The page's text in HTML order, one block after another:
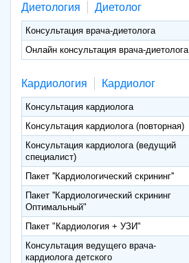
Диетология Диетолог
Консультация врача-диетолога
Онлайн консультация врача-диетолога
Кардиология Кардиолог
Консультация кардиолога
Консультация кардиолога (повторная)
Консультация кардиолога (ведущий
специалист)
Пакет ''Кардиологический скрининг''
Пакет ''Кардиологический скрининг
Оптимальный"
Пакет "Кардиология + УЗИ"
Консультация ведущего врача-
кардиолога детского